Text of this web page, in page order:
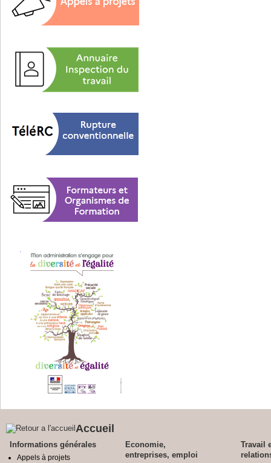
Accueil
Informations générales
Appels à projets
Economie,
entreprises, emploi
Travail